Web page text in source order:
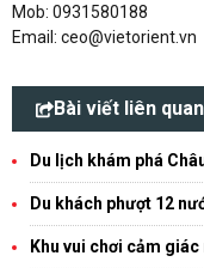
Mob: 0931580188
Email: ceo@vietorient.vn
Bài viết liên quan
Du lịch khám phá
Du khách phượt 12
Khu vui chơi cảm